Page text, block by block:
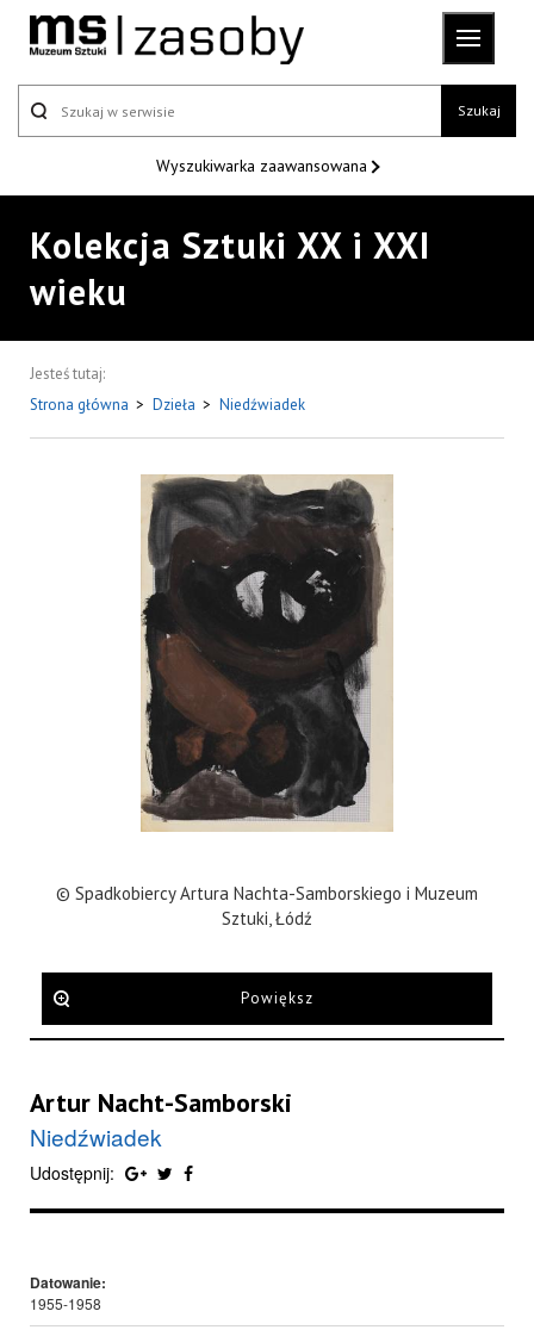
Szukaj
Wyszukiwarka zaawansowana
Kolekcja Sztuki XX i XXI
wieku
Jesteś tutaj:
Strona główna > Dzieła > Niedźwiadek
© Spadkobiercy Artura Nachta-Samborskiego i Muzeum
Sztuki, Łódź
Powiększ
Artur Nacht-Samborski
Niedźwiadek
Udostępnij:
Datowanie:
1955-1958